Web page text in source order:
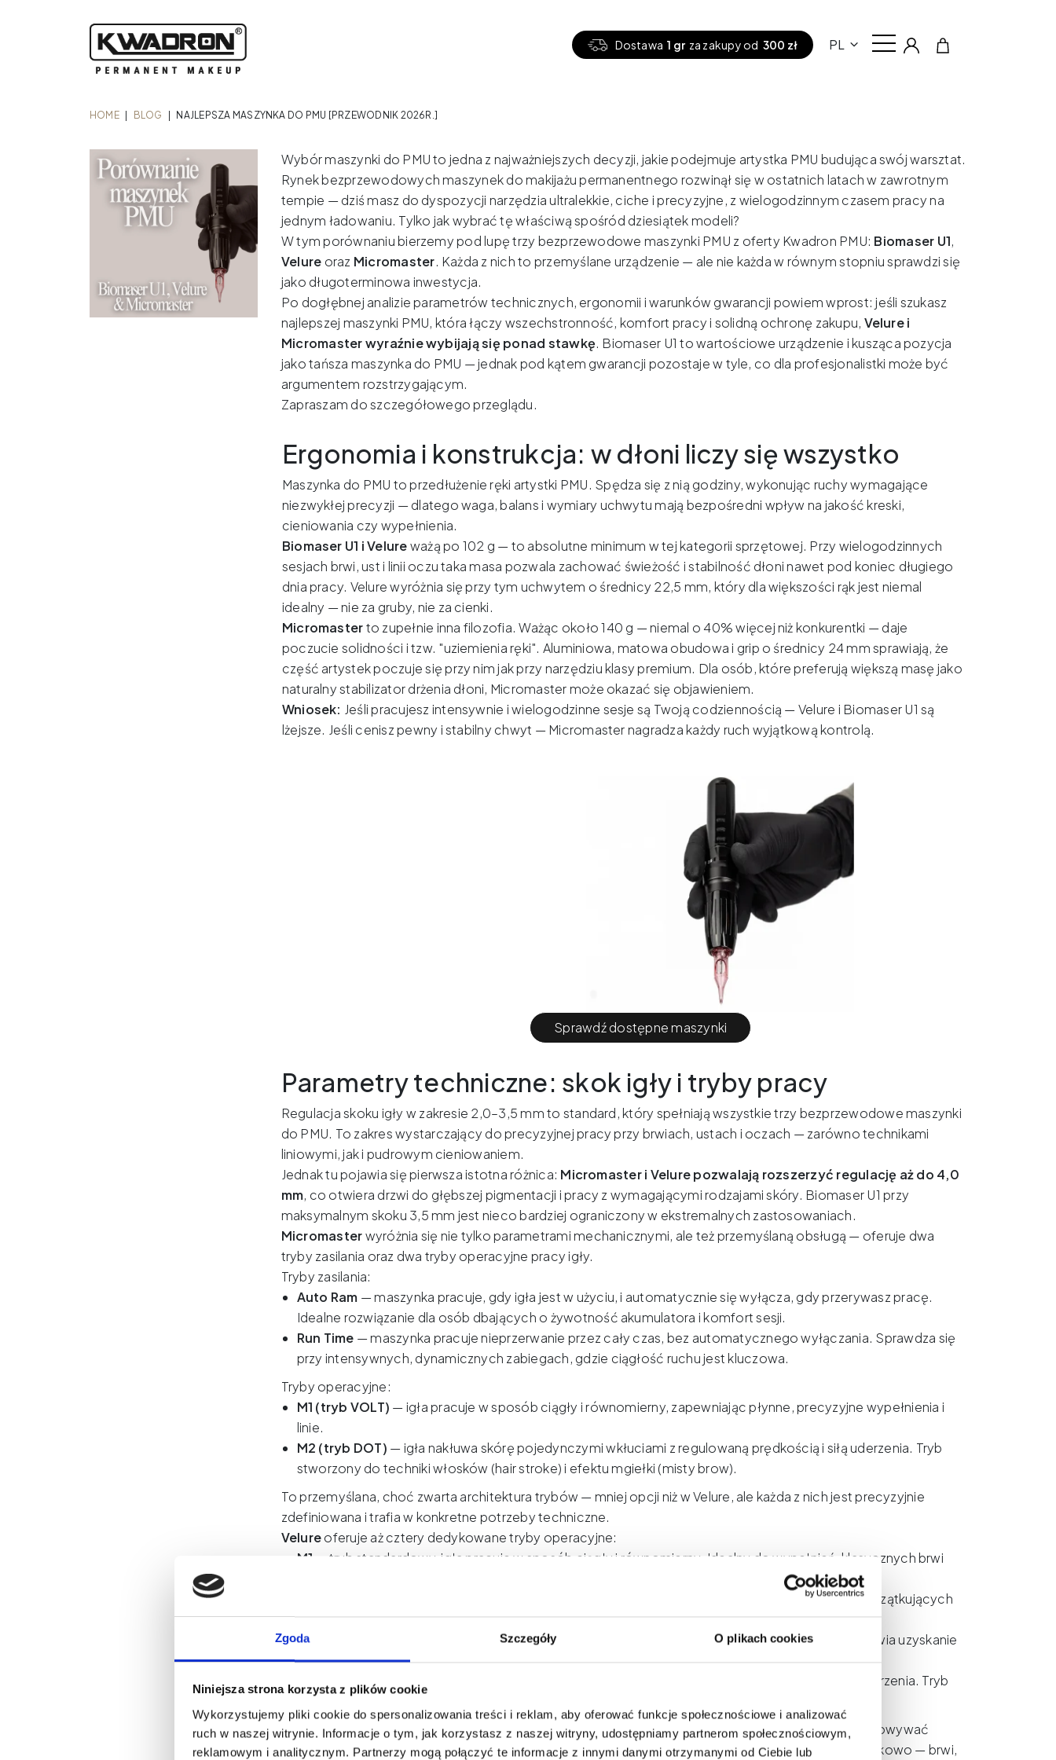
Zgoda Szczegóły O plikach cookies
Niniejsza strona korzysta z plików cookie
Wykorzystujemy pliki cookie do spersonalizowania treści i reklam, aby oferować funkcje społecznościowe i analizować
ruch w naszej witrynie. Informacje o tym, jak korzystasz z naszej witryny, udostępniamy partnerom społecznościowym,
reklamowym i analitycznym. Partnerzy mogą połączyć te informacje z innymi danymi otrzymanymi od Ciebie lub
Dostawa 1 grza zakupy od 300 zł PL
HOME BLOG NAJLEPSZA MASZYNKA DO PMU [PRZEWODNIK 2026R.]
Wybór maszynki do PMU to jedna z najważniejszych decyzji, jakie podejmuje artystka PMU budująca swój warsztat.
Rynek bezprzewodowych maszynek do makijażu permanentnego rozwinął się w ostatnich latach w zawrotnym
tempie — dziś masz do dyspozycji narzędzia ultralekkie, ciche i precyzyjne, z wielogodzinnym czasem pracy na
jednym ładowaniu. Tylko jak wybrać tę właściwą spośród dziesiątek modeli?
W tym porównaniu bierzemy pod lupę trzy bezprzewodowe maszynki PMU z oferty Kwadron PMU: Biomaser U1,
Velure oraz Micromaster. Każda z nich to przemyślane urządzenie — ale nie każda w równym stopniu sprawdzi się
jako długoterminowa inwestycja.
Po dogłębnej analizie parametrów technicznych, ergonomii i warunków gwarancji powiem wprost: jeśli szukasz
najlepszej maszynki PMU, która łączy wszechstronność, komfort pracy i solidną ochronę zakupu, Velure i
Micromaster wyraźnie wybijają się ponad stawkę. Biomaser U1 to wartościowe urządzenie i kusząca pozycja
jako tańsza maszynka do PMU — jednak pod kątem gwarancji pozostaje w tyle, co dla profesjonalistki może być
argumentem rozstrzygającym.
Zapraszam do szczegółowego przeglądu.
Ergonomia i konstrukcja: w dłoni liczy się wszystko
Maszynka do PMU to przedłużenie ręki artystki PMU. Spędza się z nią godziny, wykonując ruchy wymagające
niezwykłej precyzji — dlatego waga, balans i wymiary uchwytu mają bezpośredni wpływ na jakość kreski,
cieniowania czy wypełnienia.
Biomaser U1 i Velureważą po 102 g — to absolutne minimum w tej kategorii sprzętowej. Przy wielogodzinnych
sesjach brwi, ust i linii oczu taka masa pozwala zachować świeżość i stabilność dłoni nawet pod koniec długiego
dnia pracy. Velure wyróżnia się przy tym uchwytem o średnicy 22,5 mm, który dla większości rąk jest niemal
idealny — nie za gruby, nie za cienki.
Micromasterto zupełnie inna filozofia. Ważąc około 140 g — niemal o 40% więcej niż konkurentki — daje
poczucie solidności i tzw. "uziemienia ręki". Aluminiowa, matowa obudowa i grip o średnicy 24 mm sprawiają, że
część artystek poczuje się przy nim jak przy narzędziu klasy premium. Dla osób, które preferują większą masę jako
naturalny stabilizator drżenia dłoni, Micromaster może okazać się objawieniem.
Wniosek: Jeśli pracujesz intensywnie i wielogodzinne sesje są Twoją codziennością — Velure i Biomaser U1 są
lżejsze. Jeśli cenisz pewny i stabilny chwyt — Micromaster nagradza każdy ruch wyjątkową kontrolą.
Sprawdź dostępne maszynki
Parametry techniczne: skok igły i tryby pracy
Regulacja skoku igły w zakresie 2,0–3,5 mm to standard, który spełniają wszystkie trzy bezprzewodowe maszynki
do PMU. To zakres wystarczający do precyzyjnej pracy przy brwiach, ustach i oczach — zarówno technikami
liniowymi, jak i pudrowym cieniowaniem.
Jednak tu pojawia się pierwsza istotna różnica: Micromaster i Velure pozwalają rozszerzyć regulację aż do 4,0
mm, co otwiera drzwi do głębszej pigmentacji i pracy z wymagającymi rodzajami skóry. Biomaser U1 przy
maksymalnym skoku 3,5 mm jest nieco bardziej ograniczony w ekstremalnych zastosowaniach.
Micromasterwyróżnia się nie tylko parametrami mechanicznymi, ale też przemyślaną obsługą — oferuje dwa
tryby zasilania oraz dwa tryby operacyjne pracy igły.
Tryby zasilania:
Auto Ram — maszynka pracuje, gdy igła jest w użyciu, i automatycznie się wyłącza, gdy przerywasz pracę.
Idealne rozwiązanie dla osób dbających o żywotność akumulatora i komfort sesji.
Run Time — maszynka pracuje nieprzerwanie przez cały czas, bez automatycznego wyłączania. Sprawdza się
przy intensywnych, dynamicznych zabiegach, gdzie ciągłość ruchu jest kluczowa.
Tryby operacyjne:
M1 (tryb VOLT) — igła pracuje w sposób ciągły i równomierny, zapewniając płynne, precyzyjne wypełnienia i
linie.
M2 (tryb DOT) — igła nakłuwa skórę pojedynczymi wkłuciami z regulowaną prędkością i siłą uderzenia. Tryb
stworzony do techniki włosków (hair stroke) i efektu mgiełki (misty brow).
To przemyślana, choć zwarta architektura trybów — mniej opcji niż w Velure, ale każda z nich jest precyzyjnie
zdefiniowana i trafia w konkretne potrzeby techniczne.
Velureoferuje aż cztery dedykowane tryby operacyjne:
M1 — tryb standardowy, igła pracuje w sposób ciągły i równomierny. Idealny do wypełnień, klasycznych brwi
— tryb przerywany, igła wykonuje regularne ruchy z przerwami. Szczególnie przydatny dla początkujących
artystek — pozwala wyraźnie obserwować efekt każdego nakłucia i na bieżąco korygować pracę.
M3
— tryb gradientowy, kolor pigmentu przechodzi stopniowo od ciemnego do jasnego, co ułatwia uzyskanie
naturalnych, miękkich przejść tonalnych — świetny do cieniowania brwi i efektów ombre.
— igła wykonuje szybkie, precyzyjne nakłucia punktowe z regulowaną prędkością i siłą uderzenia. Tryb
stworzony do techniki hair stroke oraz efektu mglistych brwi (misty brow).
To nie jest marketingowy chwyt — to realne narzędzie, które zmienia sposób pracy. Zamiast dostosowywać
technikę do maszynki, to maszynka dostosowuje się do techniki. Dla artystki pracującej wielotechnikowo — brwi,